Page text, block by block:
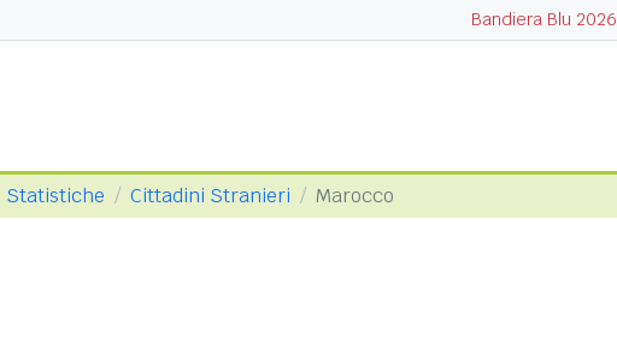
Bandiera Blu 2026
Statistiche Cittadini Stranieri Marocco